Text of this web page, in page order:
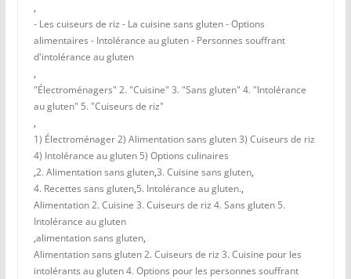
,
- Les cuiseurs de riz - La cuisine sans gluten - Options
alimentaires - Intolérance au gluten - Personnes souffrant
d'intolérance au gluten
,
"Électroménagers" 2. "Cuisine" 3. "Sans gluten" 4. "Intolérance
au gluten" 5. "Cuiseurs de riz"
,
1) Électroménager 2) Alimentation sans gluten 3) Cuiseurs de riz
4) Intolérance au gluten 5) Options culinaires
,2. Alimentation sans gluten,3. Cuisine sans gluten,
4. Recettes sans gluten,5. Intolérance au gluten.,
Alimentation 2. Cuisine 3. Cuiseurs de riz 4. Sans gluten 5.
Intolérance au gluten
,alimentation sans gluten,
Alimentation sans gluten 2. Cuiseurs de riz 3. Cuisine pour les
intolérants au gluten 4. Options pour les personnes souffrant